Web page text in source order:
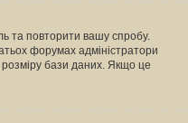
та повторити вашу спробу.
форумах адміністратори
бази даних. Якщо це